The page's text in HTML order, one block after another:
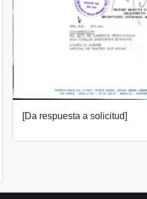
al portapapeles
[Da respuesta a solicitud]